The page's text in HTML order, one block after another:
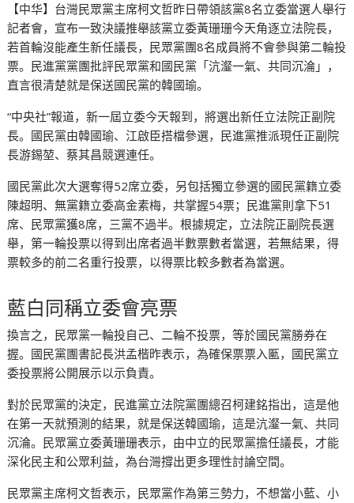
【中华】台灣民眾黨主席柯文哲昨日帶領該黨8名立委當選人舉行
記者會，宣布一致決議推舉該黨立委黃珊珊今天角逐立法院長，
若首輪沒能產生新任議長，民眾黨團8名成員將不會參與第二輪投
票。民進黨黨團批評民眾黨和國民黨「沆瀣一氣、共同沉淪」，
直言很清楚就是保送國民黨的韓國瑜。
“中央社”報道，新一屆立委今天報到，將選出新任立法院正副院
長。國民黨由韓國瑜、江啟臣搭檔參選，民進黨推派現任正副院
長游錫堃、蔡其昌競選連任。
國民黨此次大選奪得52席立委，另包括獨立參選的國民黨籍立委
陳超明、無黨籍立委高金素梅，共掌握54票；民進黨則拿下51
席、民眾黨獲8席，三黨不過半。根據規定，立法院正副院長選
舉，第一輪投票以得到出席者過半數票數者當選，若無結果，得
票較多的前二名重行投票，以得票比較多數者為當選。
藍白同稱立委會亮票
換言之，民眾黨一輪投自己、二輪不投票，等於國民黨勝券在
握。國民黨團書記長洪孟楷昨表示，為確保票票入匭，國民黨立
委投票將公開展示以示負責。
對於民眾黨的決定，民進黨立法院黨團總召柯建銘指出，這是他
在第一天就預測的結果，就是保送韓國瑜，這是沆瀣一氣、共同
沉淪。民眾黨立委黃珊珊表示，由中立的民眾黨擔任議長，才能
深化民主和公眾利益，為台灣撐出更多理性討論空間。
民眾黨主席柯文哲表示，民眾黨作為第三勢力，不想當小藍、小